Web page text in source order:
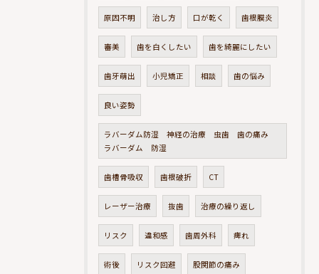
原因不明 治し方 口が乾く 歯根膜炎
審美 歯を白くしたい 歯を綺麗にしたい
歯牙萌出 小児矯正 相談 歯の悩み
良い姿勢
ラバーダム防湿 神経の治療 虫歯 歯の痛み
ラバーダム 防湿
歯槽骨吸収 歯根破折 CT
レーザー治療 抜歯 治療の繰り返し
リスク 違和感 歯周外科 痺れ
術後 リスク回避 股関節の痛み